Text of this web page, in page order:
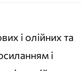
і олійних та
і